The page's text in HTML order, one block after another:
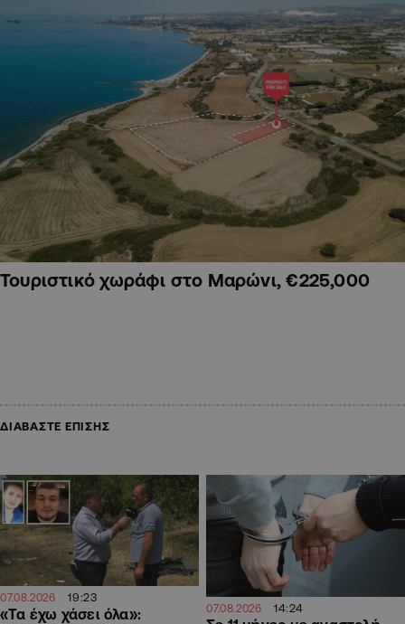
Τουριστικό χωράφι στο Μαρώνι, €225,000
ΔΙΑΒΑΣΤΕ ΕΠΙΣΗΣ
07.08.2026 19:23
«Τα έχω χάσει όλα»:
07.08.2026 14:24